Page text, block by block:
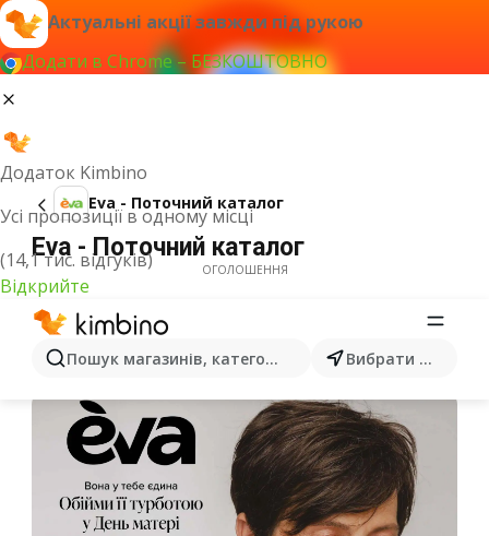
Актуальні акції завжди під рукою
Додати в Chrome – БЕЗКОШТОВНО
Додаток Kimbino
Усі пропозиції в одному місці
(14,1 тис. відгуків)
Відкрийте
Пошук магазинів, категорій, товарів... Вибрати місто
Eva - Поточний каталог
Eva - Поточний каталог
ОГОЛОШЕННЯ